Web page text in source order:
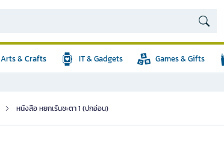
Arts & Crafts IT & Gadgets Games & Gifts
หนังสือ หยกเร้นชะตา 1 (ปกอ่อน)